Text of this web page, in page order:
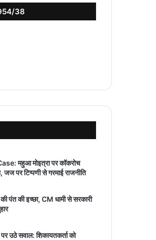
38
महुआ मोइत्रा पर कॉकरोच
जज पर टिप्पणी से गरमाई राजनीति
पंत की इच्छा, CM धामी से सरकारी
उठे सवाल: शिकायतकर्ता को